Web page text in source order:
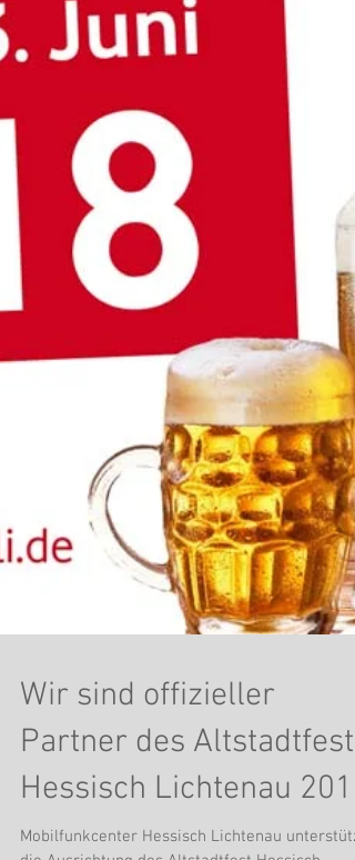
Wir sind offizieller
Partner des Altstadtfest
Hessisch Lichtenau 2018